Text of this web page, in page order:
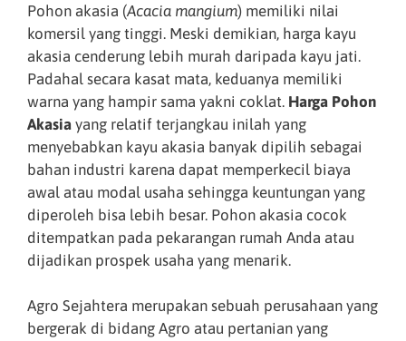
Pohon akasia (Acacia mangium) memiliki nilai
komersil yang tinggi. Meski demikian, harga kayu
akasia cenderung lebih murah daripada kayu jati.
Padahal secara kasat mata, keduanya memiliki
warna yang hampir sama yakni coklat. Harga Pohon
Akasia yang relatif terjangkau inilah yang
menyebabkan kayu akasia banyak dipilih sebagai
bahan industri karena dapat memperkecil biaya
awal atau modal usaha sehingga keuntungan yang
diperoleh bisa lebih besar. Pohon akasia cocok
ditempatkan pada pekarangan rumah Anda atau
dijadikan prospek usaha yang menarik.
Agro Sejahtera merupakan sebuah perusahaan yang
bergerak di bidang Agro atau pertanian yang